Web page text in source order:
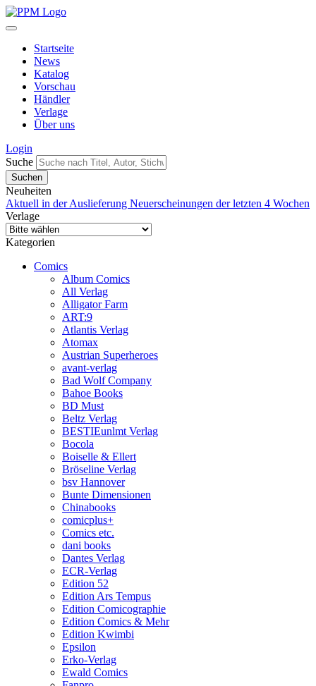
Startseite
News
Katalog
Vorschau
Händler
Verlage
Über uns
Login
Suche
Neuheiten
Aktuell in der Auslieferung Neuerscheinungen der letzten 4 Wochen
Verlage
Kategorien
Comics
Album Comics
All Verlag
Alligator Farm
ART:9
Atlantis Verlag
Atomax
Austrian Superheroes
avant-verlag
Bad Wolf Company
Bahoe Books
BD Must
Beltz Verlag
BESTIEunlmt Verlag
Bocola
Boiselle & Ellert
Bröseline Verlag
bsv Hannover
Bunte Dimensionen
Chinabooks
comicplus+
Comics etc.
dani books
Dantes Verlag
ECR-Verlag
Edition 52
Edition Ars Tempus
Edition Comicographie
Edition Comics & Mehr
Edition Kwimbi
Epsilon
Erko-Verlag
Ewald Comics